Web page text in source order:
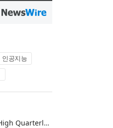
인공지능
L&F Achieves Record-High Quarterly Shipments, Begins LFP Supply for North American ESS in Q3 Advancing its Two-Track NCM and LFP Growth Strategy